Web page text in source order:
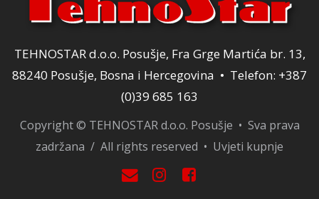
TEHNOSTAR d.o.o. Posušje, Fra Grge Martića br. 13,
88240 Posušje, Bosna i Hercegovina • Telefon: +387
(0)39 685 163
Copyright © TEHNOSTAR d.o.o. Posušje • Sva prava
zadržana / All rights reserved • Uvjeti kupnje